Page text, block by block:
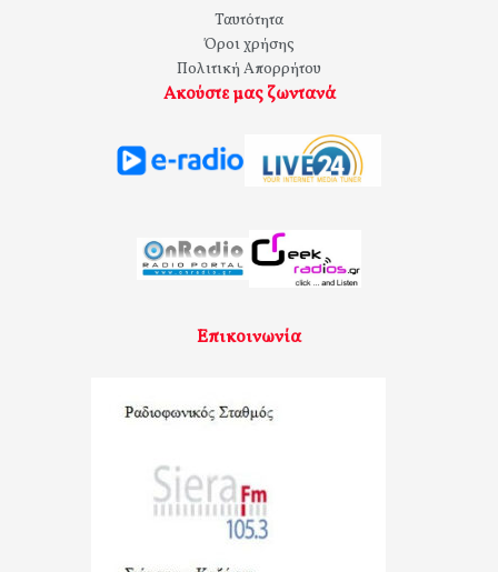
Ταυτότητα
Όροι χρήσης
Πολιτική Απορρήτου
Ακούστε μας ζωντανά
Επικοινωνία